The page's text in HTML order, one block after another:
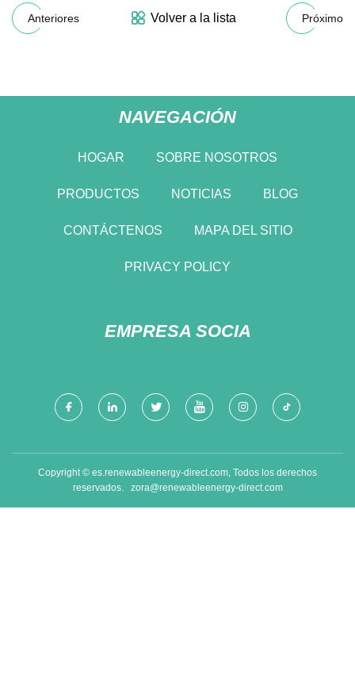
Anteriores Volver a la lista Próximo
NAVEGACIÓN
HOGAR SOBRE NOSOTROS
PRODUCTOS NOTICIAS BLOG
CONTÁCTENOS MAPA DEL SITIO
PRIVACY POLICY
EMPRESA SOCIA
Copyright © es.renewableenergy-direct.com, Todos los derechos
reservados. zora@renewableenergy-direct.com